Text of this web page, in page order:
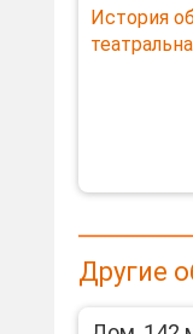
История
Другие